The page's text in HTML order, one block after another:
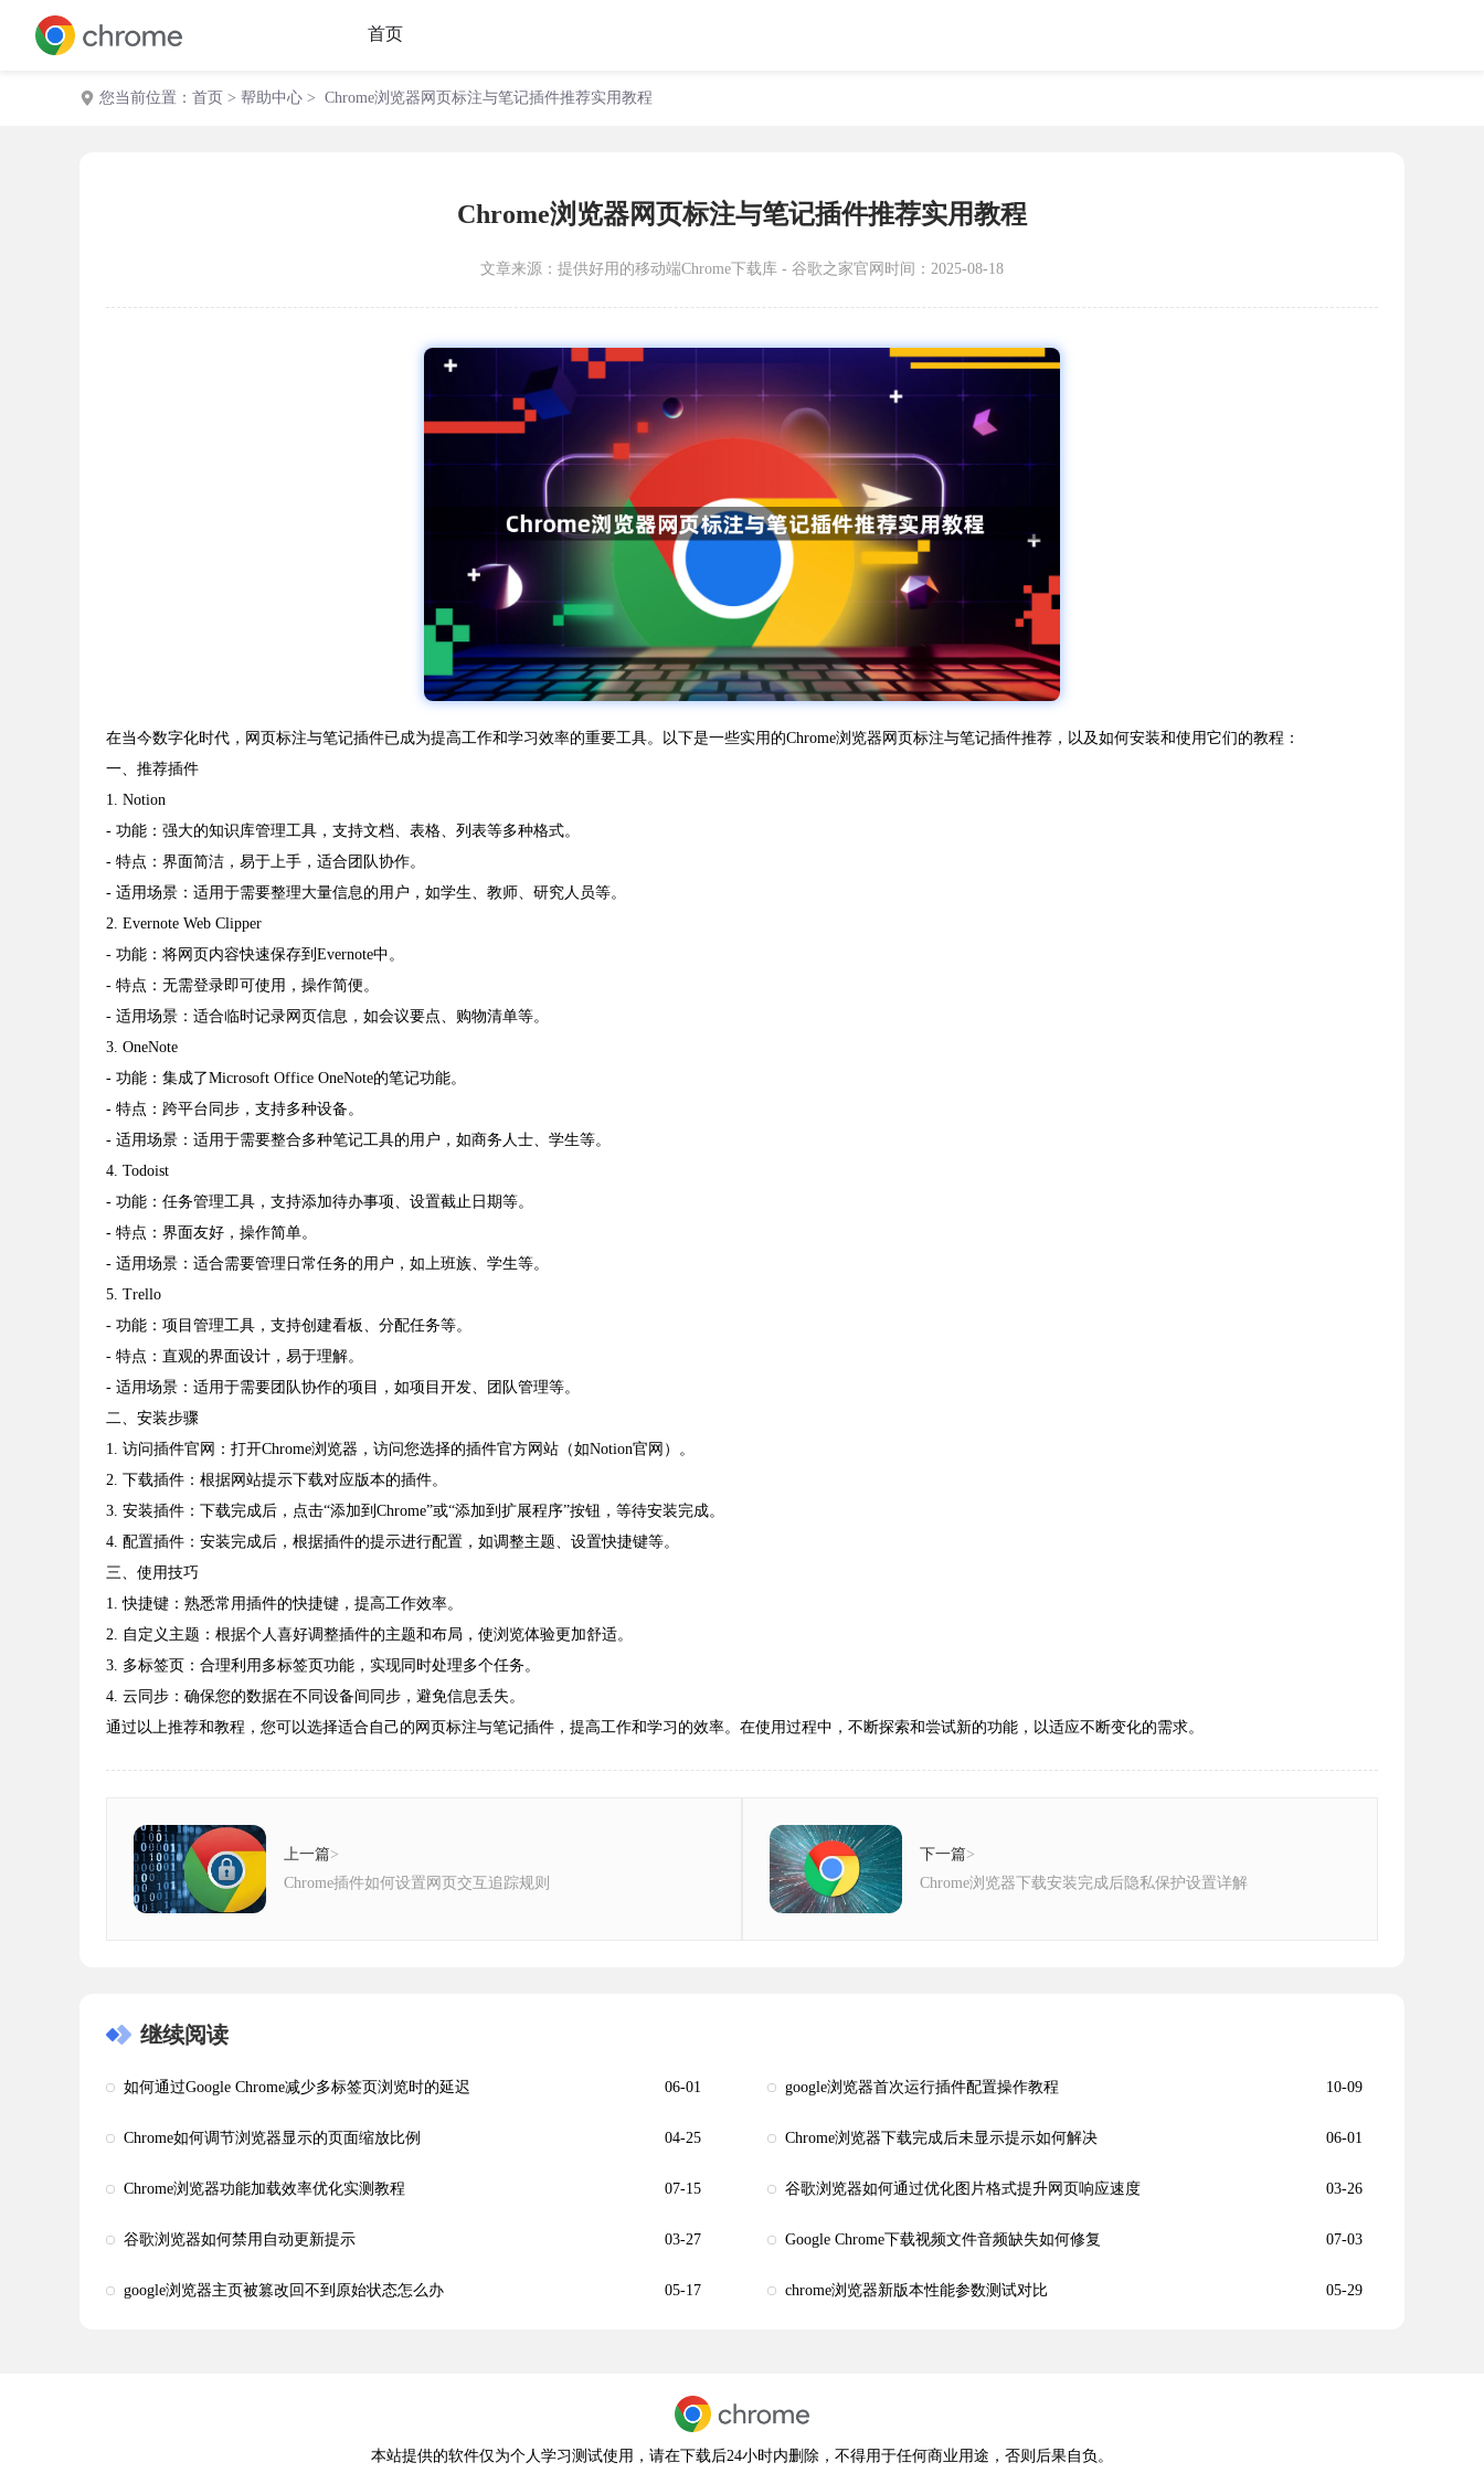
首页
您当前位置： 首页 > 帮助中心 > Chrome浏览器网页标注与笔记插件推荐实用教程
Chrome浏览器网页标注与笔记插件推荐实用教程
文章来源： 提供好用的移动端Chrome下载库 - 谷歌之家官网 时间：2025-08-18
在当今数字化时代，网页标注与笔记插件已成为提高工作和学习效率的重要工具。以下是一些实用的Chrome浏览器网页标注与笔记插件推荐，以及如何安装和使用它们的教程：
一、推荐插件
1. Notion
- 功能：强大的知识库管理工具，支持文档、表格、列表等多种格式。
- 特点：界面简洁，易于上手，适合团队协作。
- 适用场景：适用于需要整理大量信息的用户，如学生、教师、研究人员等。
2. Evernote Web Clipper
- 功能：将网页内容快速保存到Evernote中。
- 特点：无需登录即可使用，操作简便。
- 适用场景：适合临时记录网页信息，如会议要点、购物清单等。
3. OneNote
- 功能：集成了Microsoft Office OneNote的笔记功能。
- 特点：跨平台同步，支持多种设备。
- 适用场景：适用于需要整合多种笔记工具的用户，如商务人士、学生等。
4. Todoist
- 功能：任务管理工具，支持添加待办事项、设置截止日期等。
- 特点：界面友好，操作简单。
- 适用场景：适合需要管理日常任务的用户，如上班族、学生等。
5. Trello
- 功能：项目管理工具，支持创建看板、分配任务等。
- 特点：直观的界面设计，易于理解。
- 适用场景：适用于需要团队协作的项目，如项目开发、团队管理等。
二、安装步骤
1. 访问插件官网：打开Chrome浏览器，访问您选择的插件官方网站（如Notion官网）。
2. 下载插件：根据网站提示下载对应版本的插件。
3. 安装插件：下载完成后，点击“添加到Chrome”或“添加到扩展程序”按钮，等待安装完成。
4. 配置插件：安装完成后，根据插件的提示进行配置，如调整主题、设置快捷键等。
三、使用技巧
1. 快捷键：熟悉常用插件的快捷键，提高工作效率。
2. 自定义主题：根据个人喜好调整插件的主题和布局，使浏览体验更加舒适。
3. 多标签页：合理利用多标签页功能，实现同时处理多个任务。
4. 云同步：确保您的数据在不同设备间同步，避免信息丢失。
通过以上推荐和教程，您可以选择适合自己的网页标注与笔记插件，提高工作和学习的效率。在使用过程中，不断探索和尝试新的功能，以适应不断变化的需求。
上一篇>
Chrome插件如何设置网页交互追踪规则
下一篇>
Chrome浏览器下载安装完成后隐私保护设置详解
继续阅读
如何通过Google Chrome减少多标签页浏览时的延迟 06-01 google浏览器首次运行插件配置操作教程 10-09
Chrome如何调节浏览器显示的页面缩放比例 04-25 Chrome浏览器下载完成后未显示提示如何解决 06-01
Chrome浏览器功能加载效率优化实测教程 07-15 谷歌浏览器如何通过优化图片格式提升网页响应速度 03-26
谷歌浏览器如何禁用自动更新提示 03-27 Google Chrome下载视频文件音频缺失如何修复 07-03
google浏览器主页被篡改回不到原始状态怎么办 05-17 chrome浏览器新版本性能参数测试对比 05-29
本站提供的软件仅为个人学习测试使用，请在下载后24小时内删除，不得用于任何商业用途，否则后果自负。